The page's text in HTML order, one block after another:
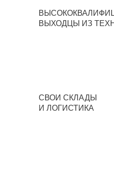
ВЫХОДЦЫ ИЗ
СВОИ СКЛАДЫ
И ЛОГИСТИКА